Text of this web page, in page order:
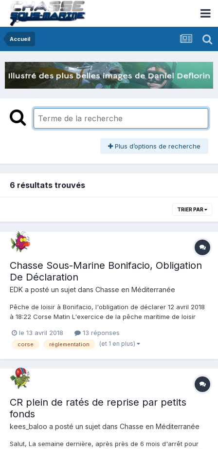
Accueil
Plus d’options de recherche
6 résultats trouvés
TRIER PAR
Chasse Sous-Marine Bonifacio, Obligation
De Déclaration
EDK a posté un sujet dans Chasse en Méditerranée
Pêche de loisir à Bonifacio, l'obligation de déclarer 12 avril 2018
à 18:22 Corse Matin L'exercice de la pêche maritime de loisir
réglementé par l'arrêté préfectoral n° R20-2018-03-02-001 du 2
mars 2018. Le dispositif mis en place p...
le 13 avril 2018 13 réponses
corse réglementation (et 1 en plus)
CR plein de ratés de reprise par petits
fonds
kees_baloo a posté un sujet dans Chasse en Méditerranée
Salut, La semaine dernière, après près de 6 mois d'arrêt pour